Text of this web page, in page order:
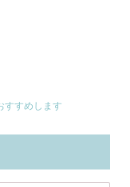
すすめします